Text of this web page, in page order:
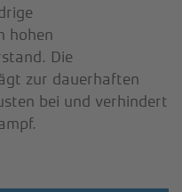
hohen
Die
zur dauerhaften
bei und verhindert